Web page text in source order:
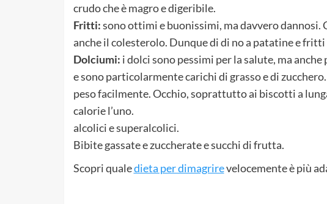
crudo che è magro e digeribile.
Fritti:sono ottimi e buonissimi, ma davvero
anche il colesterolo. Dunque di di no a patatine e fritti
Dolciumi: i dolci sono pessimi per la salute, ma
e sono particolarmente carichi di grasso e di
peso facilmente. Occhio, soprattutto ai biscotti a
calorie l’uno.
alcolici e superalcolici.
Bibite gassate e zuccherate e succhi di frutta.
Scopri qualedieta per dimagrirevelocemente è più